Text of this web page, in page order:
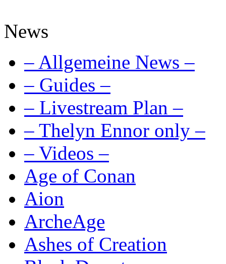
News
– Allgemeine News –
– Guides –
– Livestream Plan –
– Thelyn Ennor only –
– Videos –
Age of Conan
Aion
ArcheAge
Ashes of Creation